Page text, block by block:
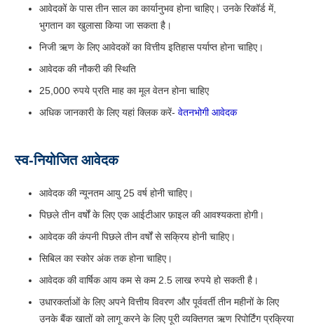
आवेदकों के पास तीन साल का कार्यानुभव होना चाहिए। उनके रिकॉर्ड में,
भुगतान का खुलासा किया जा सकता है।
निजी ऋण के लिए आवेदकों का वित्तीय इतिहास पर्याप्त होना चाहिए।
आवेदक की नौकरी की स्थिति
25,000 रुपये प्रति माह का मूल वेतन होना चाहिए
अधिक जानकारी के लिए यहां क्लिक करें- वेतनभोगी आवेदक
स्व-नियोजित आवेदक
आवेदक की न्यूनतम आयु 25 वर्ष होनी चाहिए।
पिछले तीन वर्षों के लिए एक आईटीआर फ़ाइल की आवश्यकता होगी।
आवेदक की कंपनी पिछले तीन वर्षों से सक्रिय होनी चाहिए।
सिबिल का स्कोर अंक तक होना चाहिए।
आवेदक की वार्षिक आय कम से कम 2.5 लाख रुपये हो सकती है।
उधारकर्ताओं के लिए अपने वित्तीय विवरण और पूर्ववर्ती तीन महीनों के लिए
उनके बैंक खातों को लागू करने के लिए पूरी व्यक्तिगत ऋण रिपोर्टिंग प्रक्रिया